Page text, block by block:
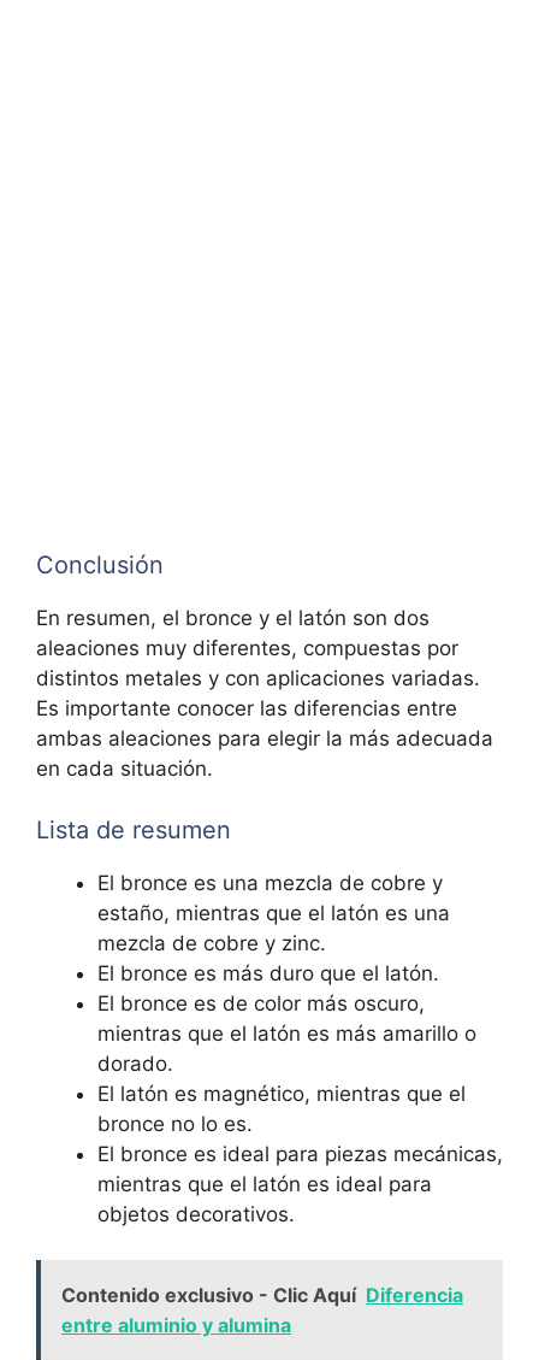
Conclusión
En resumen, el bronce y el latón son dos
aleaciones muy diferentes, compuestas por
distintos metales y con aplicaciones variadas.
Es importante conocer las diferencias entre
ambas aleaciones para elegir la más adecuada
en cada situación.
Lista de resumen
El bronce es una mezcla de cobre y
estaño, mientras que el latón es una
mezcla de cobre y zinc.
El bronce es más duro que el latón.
El bronce es de color más oscuro,
mientras que el latón es más amarillo o
dorado.
El latón es magnético, mientras que el
bronce no lo es.
El bronce es ideal para piezas mecánicas,
mientras que el latón es ideal para
objetos decorativos.
Contenido exclusivo - Clic Aquí Diferencia
entre aluminio y alumina